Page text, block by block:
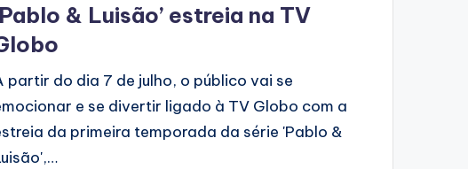
& Luisão’ estreia na TV
partir do dia 7 de julho, o público vai se
e se divertir ligado à TV Globo com a
da primeira temporada da série 'Pablo &